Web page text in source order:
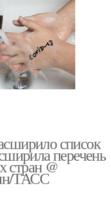
список
перечень
стран @
ТАСС